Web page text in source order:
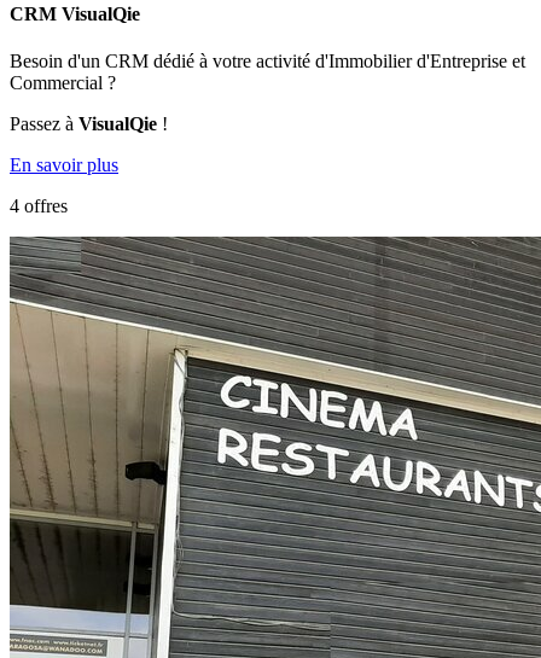
CRM VisualQie
Besoin d'un CRM dédié à votre activité d'Immobilier d'Entreprise et
Commercial ?
Passez à VisualQie !
En savoir plus
4 offres